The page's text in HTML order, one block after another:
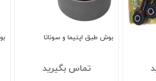
بوش طبق اپتیما و سوناتا
تماس بگیرید